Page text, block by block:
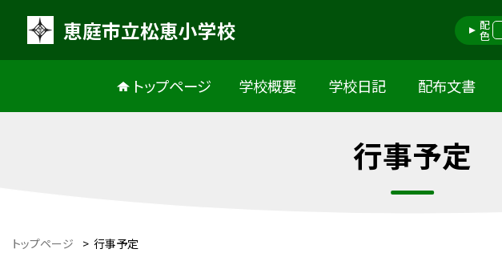
恵庭市立松恵小学校 配色
トップページ 学校概要 学校日記 配布文書
行事予定
トップページ > 行事予定